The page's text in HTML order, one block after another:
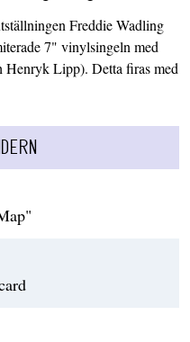
Freddie Wadling
7" vinylsingeln med
Lipp). Detta firas med